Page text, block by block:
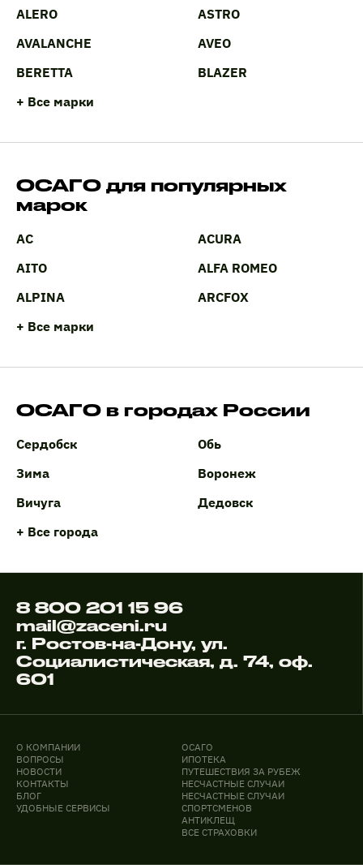
ALERO
ASTRO
AVALANCHE
AVEO
BERETTA
BLAZER
+ Все марки
ОСАГО для популярных
марок
AC
ACURA
AITO
ALFA ROMEO
ALPINA
ARCFOX
+ Все марки
ОСАГО в городах России
Сердобск
Обь
Зима
Воронеж
Вичуга
Дедовск
+ Все города
8 800 201 15 96
mail@zaceni.ru
г. Ростов-на-Дону, ул.
Социалистическая, д. 74, оф.
601
О КОМПАНИИ
ВОПРОСЫ
НОВОСТИ
КОНТАКТЫ
БЛОГ
УДОБНЫЕ СЕРВИСЫ
ОСАГО
ИПОТЕКА
ПУТЕШЕСТВИЯ ЗА РУБЕЖ
НЕСЧАСТНЫЕ СЛУЧАИ
НЕСЧАСТНЫЕ СЛУЧАИ
СПОРТСМЕНОВ
АНТИКЛЕЩ
ВСЕ СТРАХОВКИ